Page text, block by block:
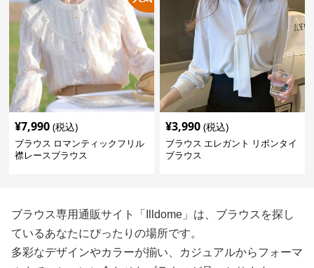
¥7,990 (税込)
ブラウス ロマンティックフリル
襟レースブラウス
¥3,990 (税込)
ブラウス エレガント リボンタイ
ブラウス
ブラウス専用通販サイト「Illdome」は、ブラウスを探し
ているあなたにぴったりの場所です。
多彩なデザインやカラーが揃い、カジュアルからフォーマ